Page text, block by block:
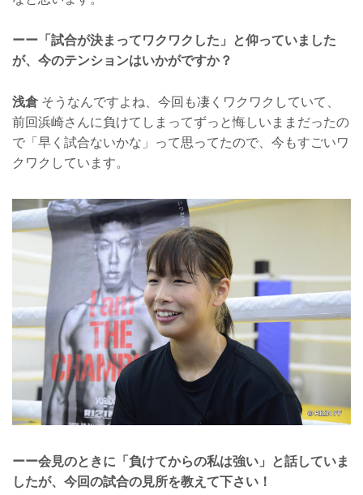
ーー「試合が決まってワクワクした」と仰っていました
が、今のテンションはいかがですか？
浅倉そうなんですよね、今回も凄くワクワクしていて、
前回浜崎さんに負けてしまってずっと悔しいままだったの
で「早く試合ないかな」って思ってたので、今もすごいワ
クワクしています。
ーー会見のときに「負けてからの私は強い」と話していま
したが、今回の試合の見所を教えて下さい！